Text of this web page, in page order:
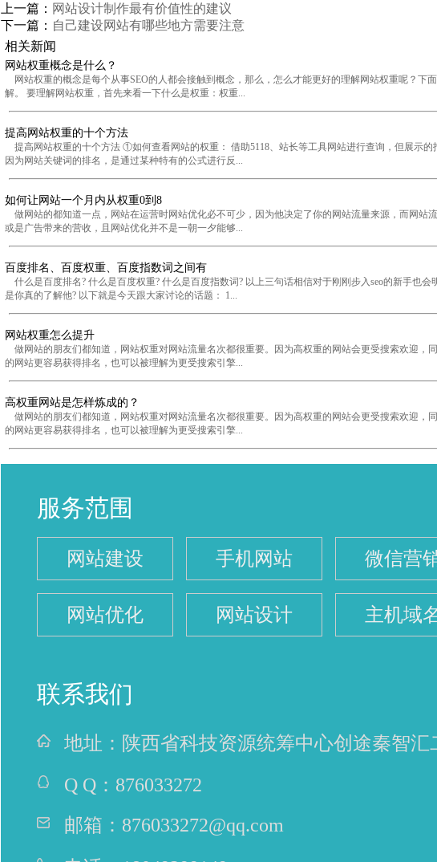
上一篇： 网站设计制作最有价值性的建议
下一篇： 自己建设网站有哪些地方需要注意
相关新闻
网站权重概念是什么？
网站权重的概念是每个从事SEO的人都会接触到概念，那么，怎么才能更好的理解网站权重呢？下
解。 要理解网站权重，首先来看一下什么是权重：权重...
提高网站权重的十个方法
提高网站权重的十个方法 ①如何查看网站的权重： 借助5118、站长等工具网站进行查询，但展示的
因为网站关键词的排名，是通过某种特有的公式进行反...
如何让网站一个月内从权重0到8
做网站的都知道一点，网站在运营时网站优化必不可少，因为他决定了你的网站流量来源，而网站
或是广告带来的营收，且网站优化并不是一朝一夕能够...
百度排名、百度权重、百度指数词之间有
什么是百度排名? 什么是百度权重? 什么是百度指数词? 以上三句话相信对于刚刚步入seo的新手也会
是你真的了解他? 以下就是今天跟大家讨论的话题： 1...
网站权重怎么提升
做网站的朋友们都知道，网站权重对网站流量名次都很重要。因为高权重的网站会更受搜索欢迎，
的网站更容易获得排名，也可以被理解为更受搜索引擎...
高权重网站是怎样炼成的？
做网站的朋友们都知道，网站权重对网站流量名次都很重要。因为高权重的网站会更受搜索欢迎，
的网站更容易获得排名，也可以被理解为更受搜索引擎...
服务范围
网站建设 手机网站 微信营
网站优化 网站设计 主机域
联系我们
地址： 陕西省科技资源统筹中心创途秦智汇
Q Q： 876033272
邮箱： 876033272@qq.com